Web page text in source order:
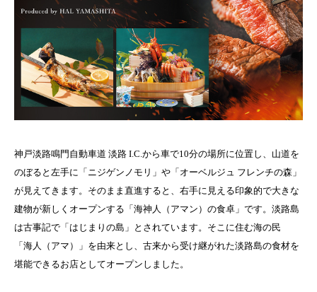
神戸淡路鳴門自動車道 淡路 I.C.から車で10分の場所に位置し、山道を
のぼると左手に「ニジゲンノモリ」や「オーベルジュ フレンチの森」
が見えてきます。そのまま直進すると、右手に見える印象的で大きな
建物が新しくオープンする「海神人（アマン）の食卓」です。淡路島
は古事記で「はじまりの島」とされています。そこに住む海の民
「海人（アマ）」を由来とし、古来から受け継がれた淡路島の食材を
堪能できるお店としてオープンしました。